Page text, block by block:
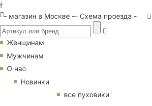
f
- магазин в Москве -- Схема проезда -
Женщинам
Мужчинам
О нас
Новинки
все пуховики